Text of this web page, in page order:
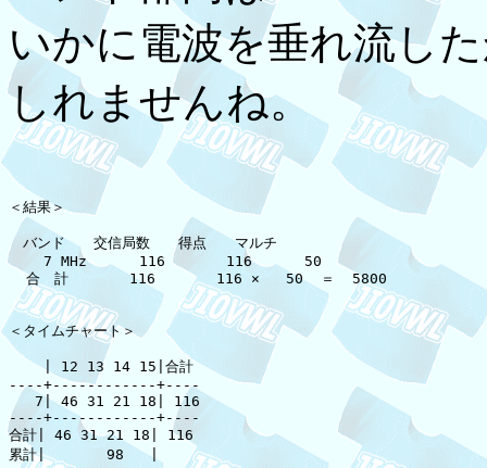
いかに電波を垂れ流し
しれませんね。
＜結果＞
バンド　　交信局数　　得点　　マルチ
    7 MHz      116       116      50
  合　計       116       116 ×   50  ＝  5800
＜タイムチャート＞
    | 12 13 14 15|合計
----+------------+----
   7| 46 31 21 18| 116
----+------------+----
合計| 46 31 21 18| 116
累計|       98   |